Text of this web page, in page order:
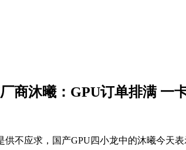
商沐曦：GPU订单排满 一
不应求，国产GPU四小龙中的沐曦今天